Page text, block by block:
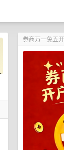
券商万一免五